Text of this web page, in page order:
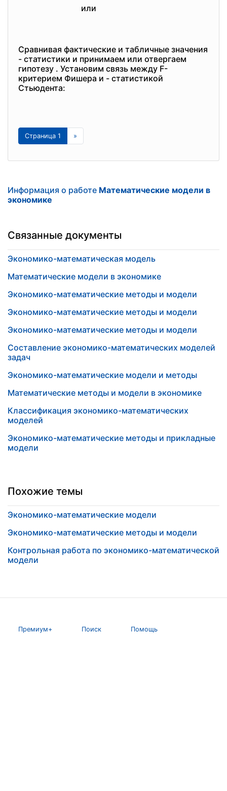
или
Сравнивая фактические и табличные значения
- статистики и принимаем или отвергаем
гипотезу . Установим связь между F-
критерием Фишера и - статистикой
Стьюдента:
Страница 1 »
Информация о работе Математические модели в
экономике
Связанные документы
Экономико-математическая модель
Математические модели в экономике
Экономико-математические методы и модели
Экономико-математические методы и модели
Экономико-математические методы и модели
Составление экономико-математических моделей
задач
Экономико-математические модели и методы
Математические методы и модели в экономике
Классификация экономико-математических
моделей
Экономико-математические методы и прикладные
модели
Похожие темы
Экономико-математические модели
Экономико-математические методы и модели
Контрольная работа по экономико-математической
модели
Премиум+ Поиск Помощь